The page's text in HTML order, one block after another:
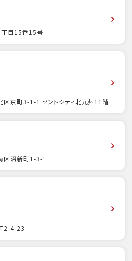
目15番15号
京町3-1-1 セントシティ北九州11階
区沼新町1-3-1
2-4-23